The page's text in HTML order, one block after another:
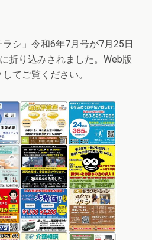
シ」令和6年7月号が7月25日
折り込みされました。Web版
てご覧ください。